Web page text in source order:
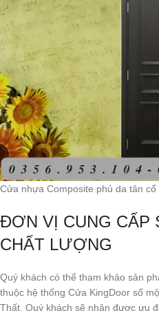
Cửa nhựa Composite phủ da tân cổ
ĐƠN VỊ CUNG CẤP
CHẤT LƯỢNG
Quý khách có thể tham khảo sản
thuộc hệ thống Cửa KingDoor số
Thất. Quý khách sẽ nhận được ưu